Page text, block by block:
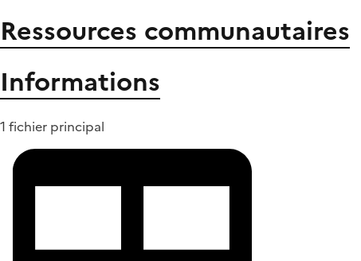
Ressources communautaires
Informations
1 fichier principal